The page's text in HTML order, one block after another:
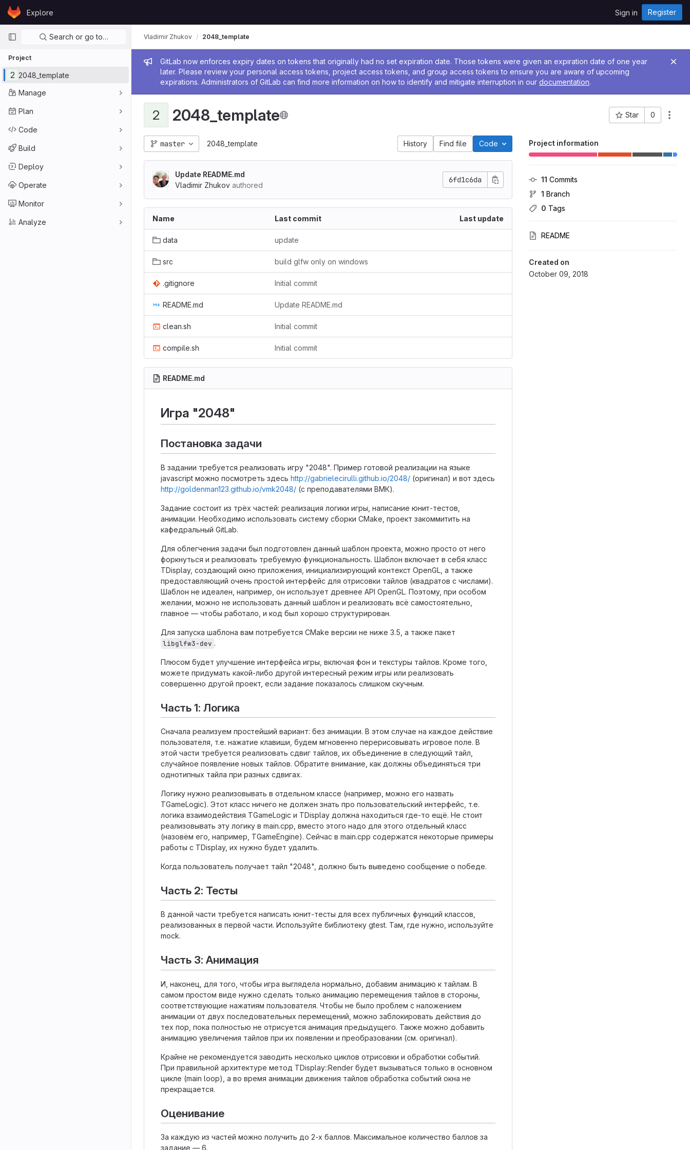
Skip to content
GitLabExplore Sign in Register
Primary navigation
Search or go to…
Project
2 2048_template
Manage
Plan
Code
Build
Deploy
Operate
Monitor
Analyze
Admin message
GitLab now enforces expiry dates on tokens that originally had no set expiration date. Those tokens were given an expiration date of one year
later. Please review your personal access tokens, project access tokens, and group access tokens to ensure you are aware of upcoming
expirations. Administrators of GitLab can find more information on how to identify and mitigate interruption in our documentation.
Vladimir Zhukov 2048_template
2 2048_template Star 0
Project ID: 375
Project information
11 Commits
1 Branch
0 Tags
README
Created on
October 09, 2018
master 2048_template History Find file Code
Update README.md
Vladimir Zhukov authored
6fd1c6da
Name Last commit Last update
data update
src build glfw only on windows
.gitignore Initial commit
README.md Update README.md
clean.sh Initial commit
compile.sh Initial commit
README.md
Игра "2048"
Постановка задачи
В задании требуется реализовать игру "2048". Пример готовой реализации на языке
javascript можно посмотреть здесь http://gabrielecirulli.github.io/2048/ (оригинал) и вот здесь
http://goldenman123.github.io/vmk2048/ (с преподавателями ВМК).
Задание состоит из трёх частей: реализация логики игры, написание юнит-тестов,
анимации. Необходимо использовать систему сборки CMake, проект закоммитить на
кафедральный GitLab.
Для облегчения задачи был подготовлен данный шаблон проекта, можно просто от него
форкнуться и реализовать требуемую функциональность. Шаблон включает в себя класс
TDisplay, создающий окно приложения, инициализирующий контекст OpenGL, а также
предоставляющий очень простой интерфейс для отрисовки тайлов (квадратов с числами).
Шаблон не идеален, например, он использует древнее API OpenGL. Поэтому, при особом
желании, можно не использовать данный шаблон и реализовать всё самостоятельно,
главное — чтобы работало, и код был хорошо структурирован.
Для запуска шаблона вам потребуется CMake версии не ниже 3.5, а также пакет
libglfw3-dev .
Плюсом будет улучшение интерфейса игры, включая фон и текстуры тайлов. Кроме того,
можете придумать какой-либо другой интересный режим игры или реализовать
совершенно другой проект, если задание показалось слишком скучным.
Часть 1: Логика
Сначала реализуем простейший вариант: без анимации. В этом случае на каждое действие
пользователя, т.е. нажатие клавиши, будем мгновенно перерисовывать игровое поле. В
этой части требуется реализовать сдвиг тайлов, их объединение в следующий тайл,
случайное появление новых тайлов. Обратите внимание, как должны объединяться три
однотипных тайла при разных сдвигах.
Логику нужно реализовывать в отдельном классе (например, можно его назвать
TGameLogic). Этот класс ничего не должен знать про пользовательский интерфейс, т.е.
логика взаимодействия TGameLogic и TDisplay должна находиться где-то ещё. Не стоит
реализовывать эту логику в main.cpp, вместо этого надо для этого отдельный класс
(назовём его, например, TGameEngine). Сейчас в main.cpp содержатся некоторые примеры
работы с TDisplay, их нужно будет удалить.
Когда пользователь получает тайл "2048", должно быть выведено сообщение о победе.
Часть 2: Тесты
В данной части требуется написать юнит-тесты для всех публичных функций классов,
реализованных в первой части. Используйте библиотеку gtest. Там, где нужно, используйте
mock.
Часть 3: Анимация
И, наконец, для того, чтобы игра выглядела нормально, добавим анимацию к тайлам. В
самом простом виде нужно сделать только анимацию перемещения тайлов в стороны,
соответствующие нажатиям пользователя. Чтобы не было проблем с наложением
анимации от двух последовательных перемещений, можно заблокировать действия до
тех пор, пока полностью не отрисуется анимация предыдущего. Также можно добавить
анимацию увеличения тайлов при их появлении и преобразовании (см. оригинал).
Крайне не рекомендуется заводить несколько циклов отрисовки и обработки событий.
При правильной архитектуре метод TDisplay::Render будет вызываться только в основном
цикле (main loop), а во время анимации движения тайлов обработка событий окна не
прекращается.
Оценивание
За каждую из частей можно получить до 2-х баллов. Максимальное количество баллов за
задание — 6.